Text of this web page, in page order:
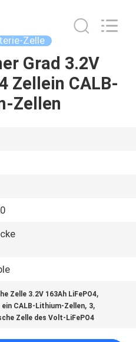
Zelle
Grad 3.2V
Zellein CALB-
Zellen
Zelle 3.2V 163Ah LiFePO4,
ein CALB-Lithium-Zellen, 3,
Zelle des Volt-LiFePO4